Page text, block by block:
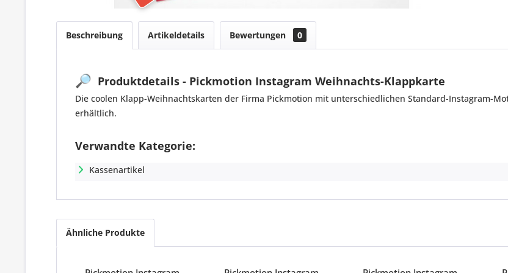
Beschreibung Artikeldetails Bewertungen 0
🔎 Produktdetails - Pickmotion Instagram Weihnachts-Klappkarte
Die coolen Klapp-Weihnachtskarten der Firma Pickmotion mit unterschiedlichen Standard-Instagram-
erhältlich.
Verwandte Kategorie:
Kassenartikel
Ähnliche Produkte